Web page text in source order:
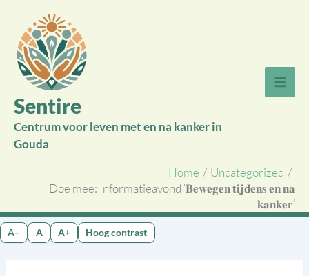
inhoud
Sentire
Centrum voor leven met en na kanker in
Gouda
Home
Uncategorized
Doe mee: Informatieavond ‘𝐁𝐞𝐰𝐞𝐠𝐞𝐧 𝐭𝐢𝐣𝐝𝐞𝐧𝐬 𝐞𝐧 𝐧𝐚
𝐤𝐚𝐧𝐤𝐞𝐫’
A− A A+ Hoog contrast